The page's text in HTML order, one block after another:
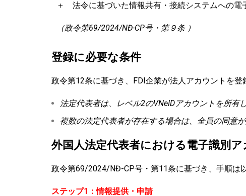
＋ 法令に基づいた情報共有・接続システムへの電
（政令第69/2024/NĐ-CP号・第９条 ）
登録に必要な条件
政令第12条に基づき、FDI企業が法人アカウントを
法定代表者は、レベル2のVNeIDアカウントを所有
複数の法定代表者が存在する場合は、全員の同意が
外国人法定代表者における電子識別
政令第69/2024/NĐ-CP号・第11条に基づき、手順は
ステップ1：情報提供・申請